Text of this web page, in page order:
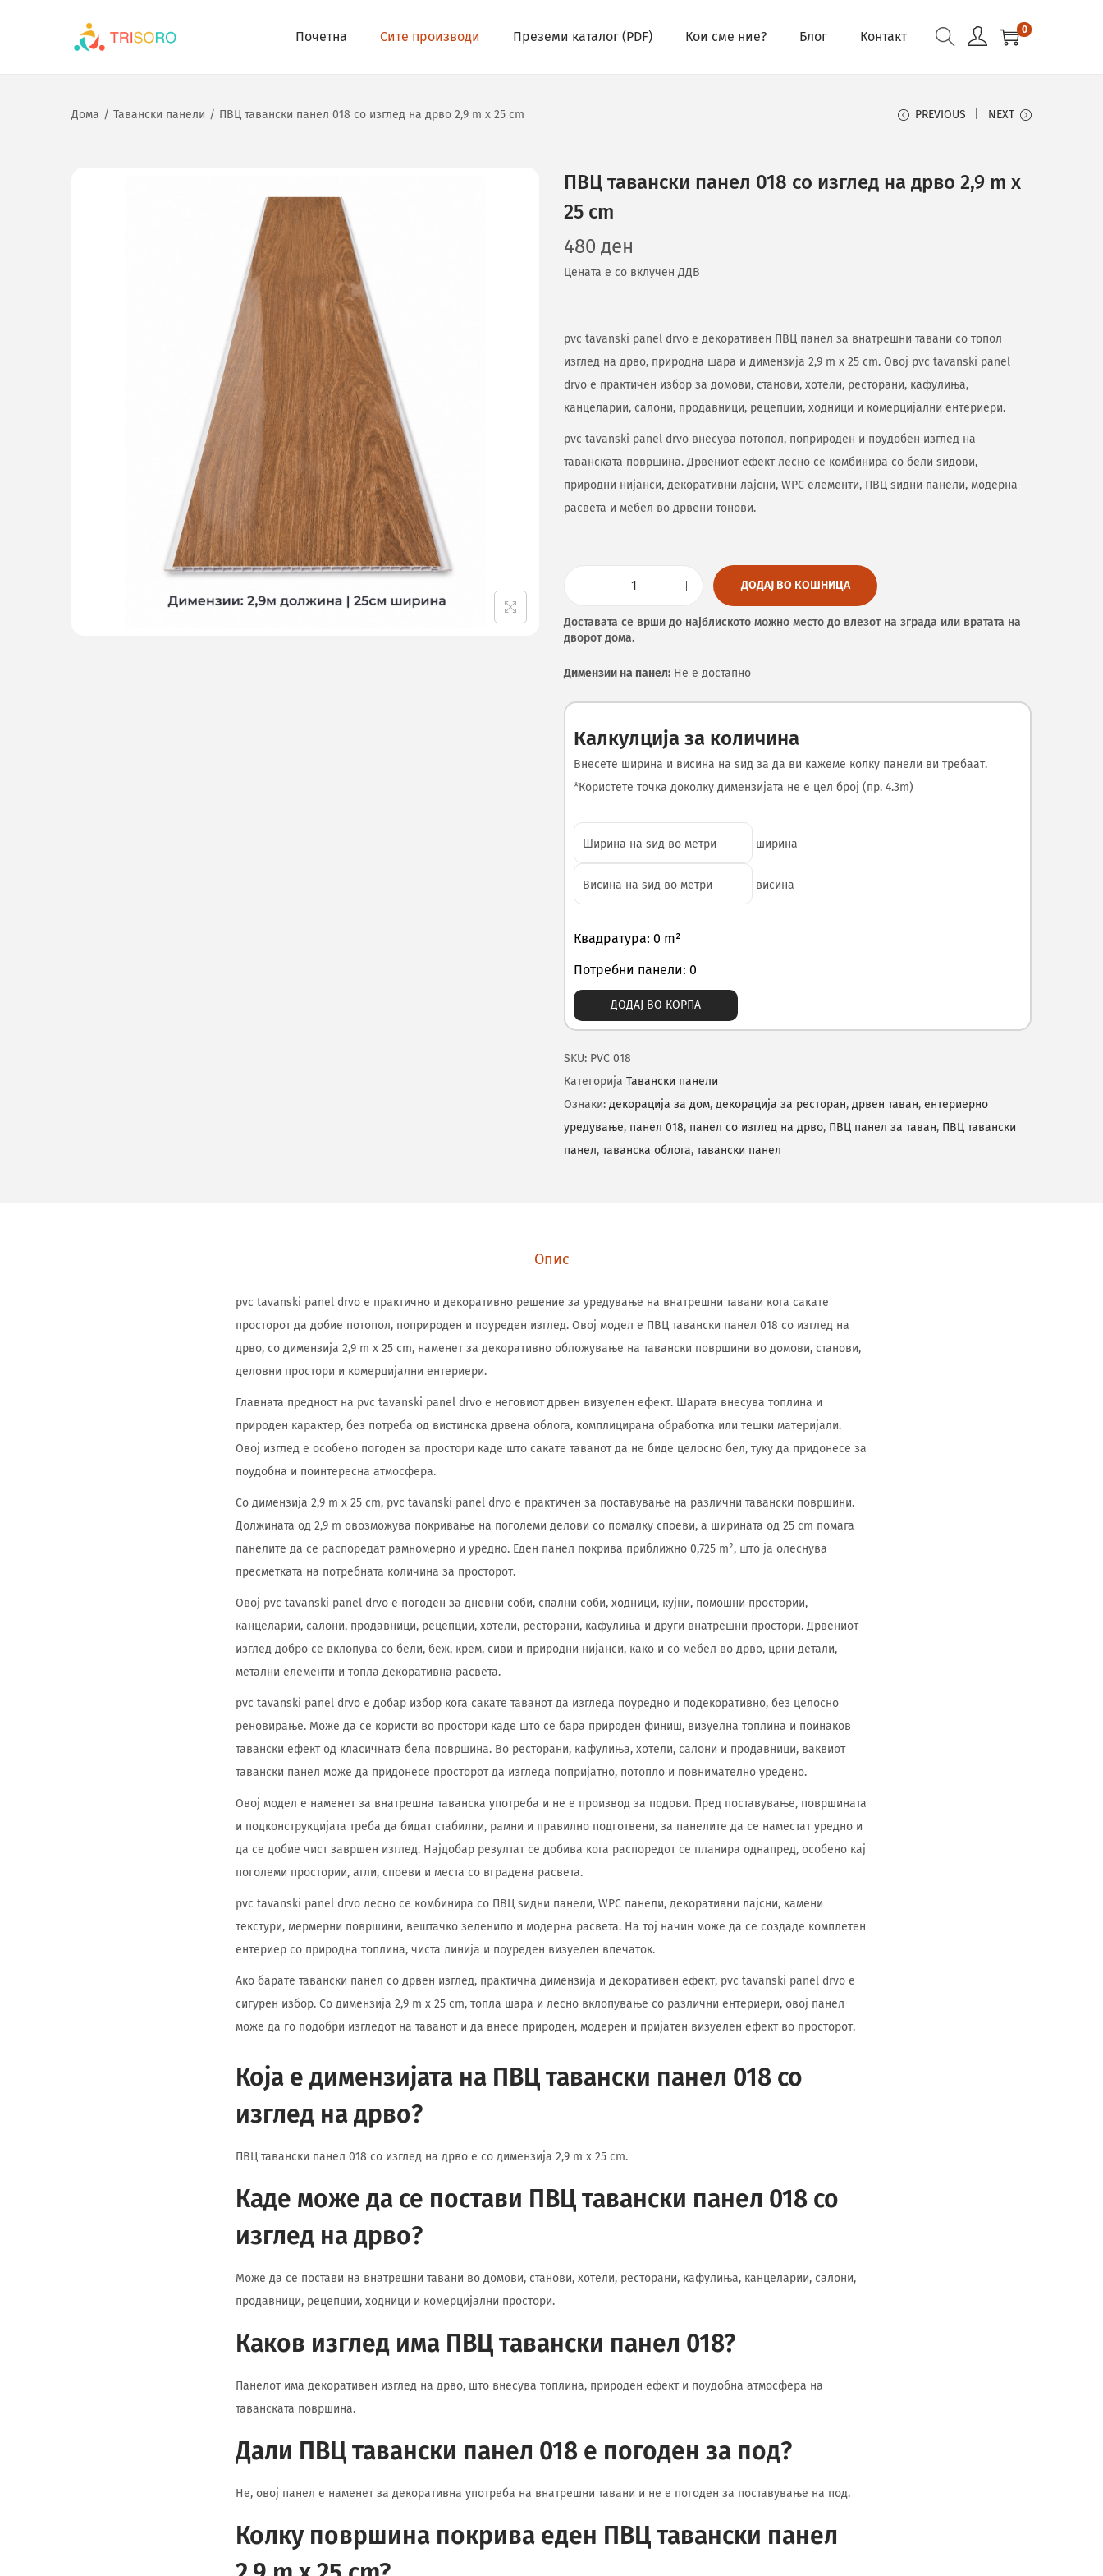
Почетна Сите производи Преземи каталог (PDF) Кои сме ние? Блог Контакт 0
Дома / Тавански панели / ПВЦ тавански панел 018 со изглед на дрво 2,9 m x 25 cm PREVIOUS NEXT
ПВЦ тавански панел 018 со изглед на дрво 2,9 m x
25 cm
480 ден
Цената е со вклучен ДДВ
pvc tavanski panel drvo е декоративен ПВЦ панел за внатрешни тавани со топол
изглед на дрво, природна шара и димензија 2,9 m x 25 cm. Овој pvc tavanski panel
drvo е практичен избор за домови, станови, хотели, ресторани, кафулиња,
канцеларии, салони, продавници, рецепции, ходници и комерцијални ентериери.
pvc tavanski panel drvo внесува потопол, поприроден и поудобен изглед на
таванската површина. Дрвениот ефект лесно се комбинира со бели ѕидови,
природни нијанси, декоративни лајсни, WPC елементи, ПВЦ ѕидни панели, модерна
расвета и мебел во дрвени тонови.
ДОДАЈ ВО КОШНИЦА
Доставата се врши до најблиското можно место до влезот на зграда или вратата на
дворот дома.
Димензии на панел: Не е достапно
Калкулција за количина
Внесете ширина и висина на ѕид за да ви кажеме колку панели ви требаат.
*Користете точка доколку димензијата не е цел број (пр. 4.3m)
ширина
висина
Квадратура: 0 m²
Потребни панели: 0
ДОДАЈ ВО КОРПА
SKU: PVC 018
Категорија Тавански панели
Ознаки: декорација за дом, декорација за ресторан, дрвен таван, ентериерно
уредување, панел 018, панел со изглед на дрво, ПВЦ панел за таван, ПВЦ тавански
панел, таванска облога, тавански панел
Опис
pvc tavanski panel drvo е практично и декоративно решение за уредување на внатрешни тавани кога сакате
просторот да добие потопол, поприроден и поуреден изглед. Овој модел е ПВЦ тавански панел 018 со изглед на
дрво, со димензија 2,9 m x 25 cm, наменет за декоративно обложување на тавански површини во домови, станови,
деловни простори и комерцијални ентериери.
Главната предност на pvc tavanski panel drvo е неговиот дрвен визуелен ефект. Шарата внесува топлина и
природен карактер, без потреба од вистинска дрвена облога, комплицирана обработка или тешки материјали.
Овој изглед е особено погоден за простори каде што сакате таванот да не биде целосно бел, туку да придонесе за
поудобна и поинтересна атмосфера.
Со димензија 2,9 m x 25 cm, pvc tavanski panel drvo е практичен за поставување на различни тавански површини.
Должината од 2,9 m овозможува покривање на поголеми делови со помалку споеви, а ширината од 25 cm помага
панелите да се распоредат рамномерно и уредно. Еден панел покрива приближно 0,725 m², што ја олеснува
пресметката на потребната количина за просторот.
Овој pvc tavanski panel drvo е погоден за дневни соби, спални соби, ходници, кујни, помошни простории,
канцеларии, салони, продавници, рецепции, хотели, ресторани, кафулиња и други внатрешни простори. Дрвениот
изглед добро се вклопува со бели, беж, крем, сиви и природни нијанси, како и со мебел во дрво, црни детали,
метални елементи и топла декоративна расвета.
pvc tavanski panel drvo е добар избор кога сакате таванот да изгледа поуредно и подекоративно, без целосно
реновирање. Може да се користи во простори каде што се бара природен финиш, визуелна топлина и поинаков
тавански ефект од класичната бела површина. Во ресторани, кафулиња, хотели, салони и продавници, ваквиот
тавански панел може да придонесе просторот да изгледа попријатно, потопло и повнимателно уредено.
Овој модел е наменет за внатрешна таванска употреба и не е производ за подови. Пред поставување, површината
и подконструкцијата треба да бидат стабилни, рамни и правилно подготвени, за панелите да се наместат уредно и
да се добие чист завршен изглед. Најдобар резултат се добива кога распоредот се планира однапред, особено кај
поголеми простории, агли, споеви и места со вградена расвета.
pvc tavanski panel drvo лесно се комбинира со ПВЦ ѕидни панели, WPC панели, декоративни лајсни, камени
текстури, мермерни површини, вештачко зеленило и модерна расвета. На тој начин може да се создаде комплетен
ентериер со природна топлина, чиста линија и поуреден визуелен впечаток.
Ако барате тавански панел со дрвен изглед, практична димензија и декоративен ефект, pvc tavanski panel drvo е
сигурен избор. Со димензија 2,9 m x 25 cm, топла шара и лесно вклопување со различни ентериери, овој панел
може да го подобри изгледот на таванот и да внесе природен, модерен и пријатен визуелен ефект во просторот.
Која е димензијата на ПВЦ тавански панел 018 со
изглед на дрво?
ПВЦ тавански панел 018 со изглед на дрво е со димензија 2,9 m x 25 cm.
Каде може да се постави ПВЦ тавански панел 018 со
изглед на дрво?
Може да се постави на внатрешни тавани во домови, станови, хотели, ресторани, кафулиња, канцеларии, салони,
продавници, рецепции, ходници и комерцијални простори.
Каков изглед има ПВЦ тавански панел 018?
Панелот има декоративен изглед на дрво, што внесува топлина, природен ефект и поудобна атмосфера на
таванската површина.
Дали ПВЦ тавански панел 018 е погоден за под?
Не, овој панел е наменет за декоративна употреба на внатрешни тавани и не е погоден за поставување на под.
Колку површина покрива еден ПВЦ тавански панел